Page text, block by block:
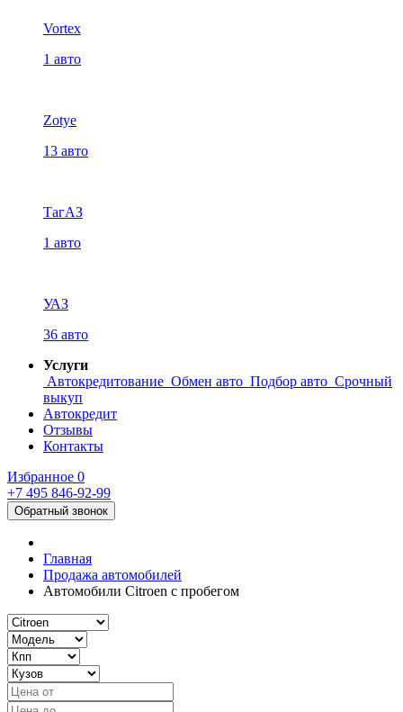
Vortex
1 авто
Zotye
13 авто
ТагАЗ
1 авто
УАЗ
36 авто
Услуги
Автокредитование Обмен авто Подбор авто Срочный
выкуп
Автокредит
Отзывы
Контакты
Избранное 0
+7 495 846-92-99
Обратный звонок
Главная
Продажа автомобилей
Автомобили Citroen с пробегом